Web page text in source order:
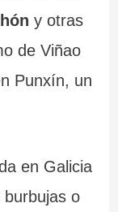
y otras
de Viñao
Punxín, un
en Galicia
burbujas o